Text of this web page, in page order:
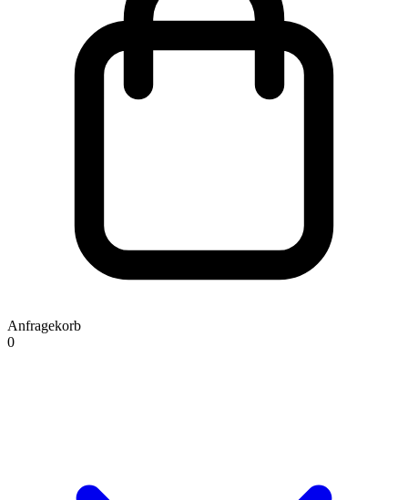
Anfragekorb
0